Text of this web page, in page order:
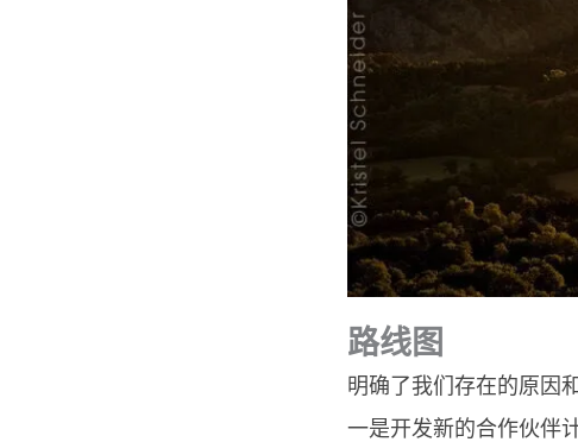
路线图
明确了我们存在的原因
一是开发新的合作伙伴计